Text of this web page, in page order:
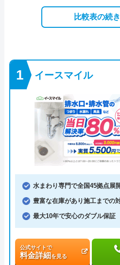
比較表の続
イースマイル
水まわり専門で全国45拠点展
豊富な在庫があり施工までの
最大10年で安心のダブル保証
公式サイトで
料金詳細を見る